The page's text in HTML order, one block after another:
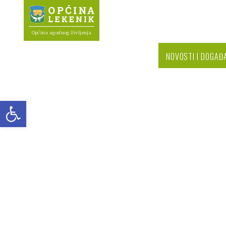
Open toolbar
Općina ugodnog življenja
NOVOSTI I